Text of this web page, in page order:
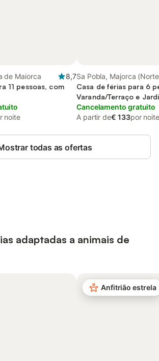
de Maiorca
8,7
11 pessoas, com
noite
Sa Pobla, Majorca
Casa de férias para 6
Varanda/Terraço e
Piscina
Cancelamento gratuito
A partir de€ 133por noite
todas as ofertas
adaptadas a animais de
Anfitrião estrela